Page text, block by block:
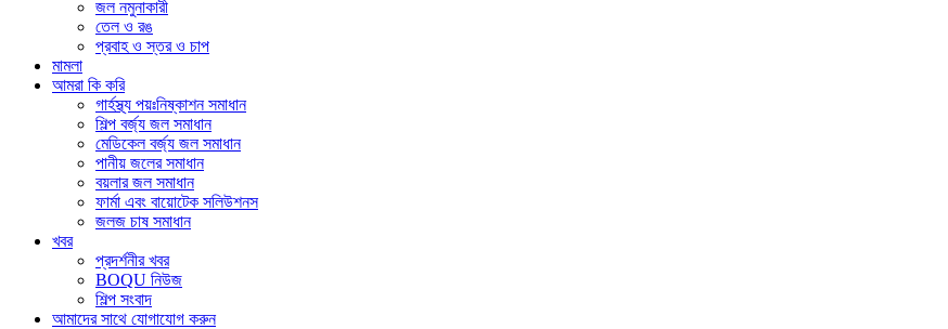
জল নমুনাকারী
তেল ও রঙ
প্রবাহ ও স্তর ও চাপ
মামলা
আমরা কি করি
গার্হস্থ্য পয়ঃনিষ্কাশন সমাধান
শিল্প বর্জ্য জল সমাধান
মেডিকেল বর্জ্য জল সমাধান
পানীয় জলের সমাধান
বয়লার জল সমাধান
ফার্মা এবং বায়োটেক সলিউশনস
জলজ চাষ সমাধান
খবর
প্রদর্শনীর খবর
BOQU নিউজ
শিল্প সংবাদ
আমাদের সাথে যোগাযোগ করুন